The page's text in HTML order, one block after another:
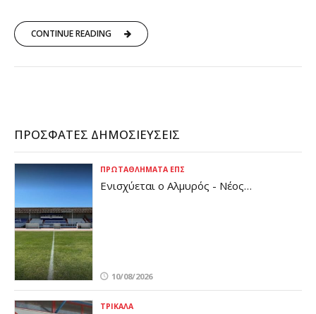
CONTINUE READING
ΠΡΌΣΦΑΤΕΣ ΔΗΜΟΣΙΕΎΣΕΙΣ
ΠΡΩΤΑΘΛΉΜΑΤΑ ΕΠΣ
Ενισχύεται ο Αλμυρός - Νέος
10/08/2026
ΤΡΊΚΑΛΑ